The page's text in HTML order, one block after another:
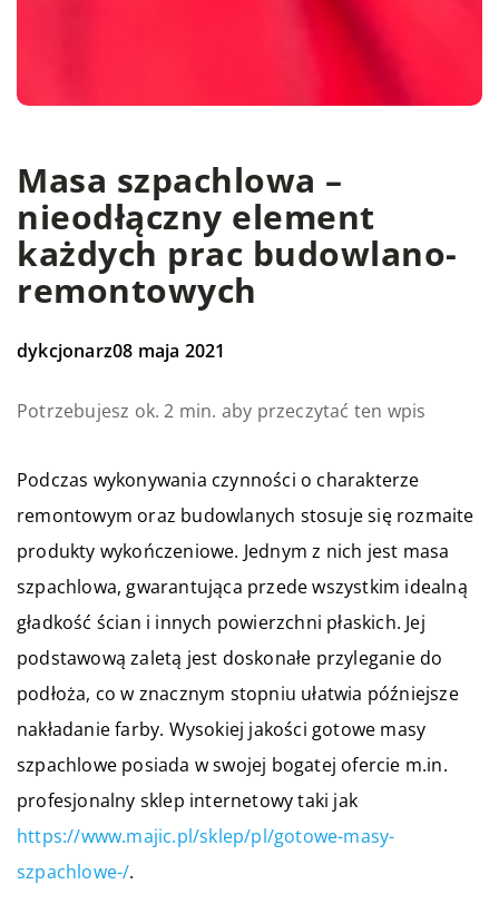
Masa szpachlowa –
nieodłączny element
każdych prac budowlano-
remontowych
dykcjonarz08 maja 2021
Potrzebujesz ok. 2 min. aby przeczytać ten wpis
Podczas wykonywania czynności o charakterze
remontowym oraz budowlanych stosuje się rozmaite
produkty wykończeniowe. Jednym z nich jest masa
szpachlowa, gwarantująca przede wszystkim idealną
gładkość ścian i innych powierzchni płaskich. Jej
podstawową zaletą jest doskonałe przyleganie do
podłoża, co w znacznym stopniu ułatwia późniejsze
nakładanie farby. Wysokiej jakości gotowe masy
szpachlowe posiada w swojej bogatej ofercie m.in.
profesjonalny sklep internetowy taki jak
https://www.majic.pl/sklep/pl/gotowe-masy-
szpachlowe-/.